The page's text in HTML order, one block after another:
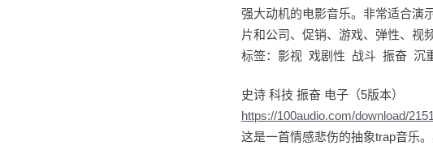
强大动机的电影音乐。非常适合演
片和公司、促销、游戏、弹性、视频
标签：影视 戏剧性 战斗 振奋 沉
史诗 科技 振奋 电子（5版本）
https://100audio.com/download/
这是一首情感悲伤的抽象trap音乐